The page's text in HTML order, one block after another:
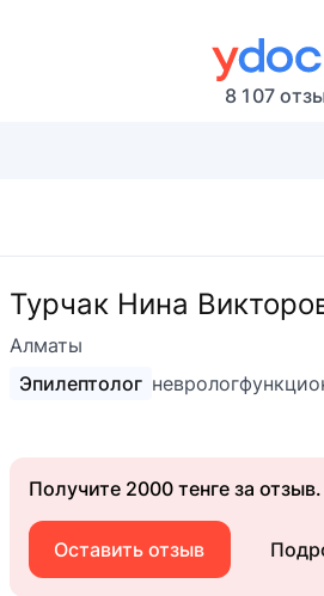
8 107
Турчак Нина
Алматы
Эпилептолог невролог
Получите 2000 тенге за отзыв.
Оставить отзыв